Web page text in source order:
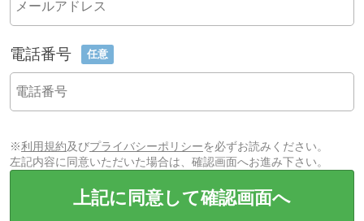
電話番号 任意
※利用規約及びプライバシーポリシーを必ずお読みください。
左記内容に同意いただいた場合は、確認画面へお進み下さい。
上記に同意して確認画面へ